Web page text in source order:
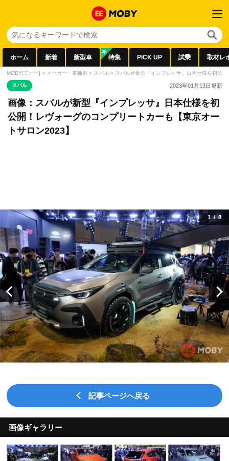
ホーム 新着 新型車 特集 PICK UP 試乗 取材レ
MOBY[モビー] > メーカー・車種別 > スバル > スバルが新型『インプレッサ』日本仕様を初公
スバル 2023年01月13日更新
画像：スバルが新型『インプレッサ』日本仕様を初
公開！レヴォーグのコンプリートカーも【東京オー
トサロン2023】
1/8
記事ページへ戻る
画像ギャラリー